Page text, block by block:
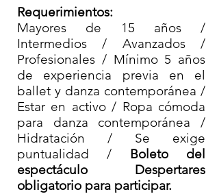
Requerimientos:
Mayores de 15 años /
Intermedios / Avanzados /
Profesionales / Mínimo 5 años
de experiencia previa en el
ballet y danza contemporánea /
Estar en activo / Ropa cómoda
para danza contemporánea /
Hidratación / Se exige
puntualidad / Boleto del
espectáculo Despertares
obligatorio para participar.